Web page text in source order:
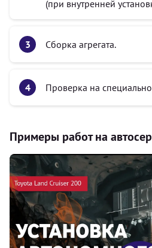
(при внутренней
Сборка агрегата.
Проверка на
Примеры работ на